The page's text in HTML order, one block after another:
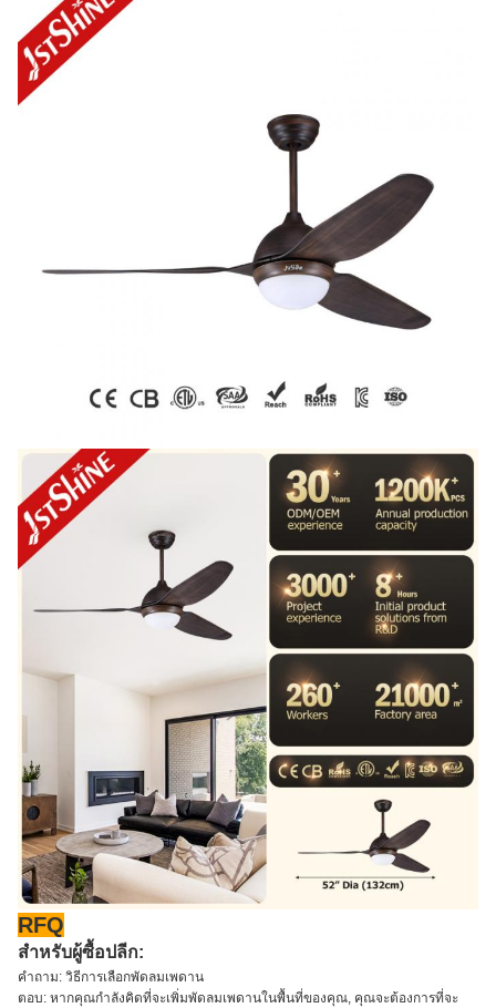
RFQ
สําหรับผู้ซื้อปลีก:
คําถาม: วิธีการเลือกพัดลมเพดาน
ตอบ: หากคุณกําลังคิดที่จะเพิ่มพัดลมเพดานในพื้นที่ของคุณ, คุณจะต้องการที่จะ